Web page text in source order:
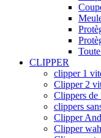
CLIPPER
clipper 1
Clipper 2
Clippers
clippers
Clipper
Clipper